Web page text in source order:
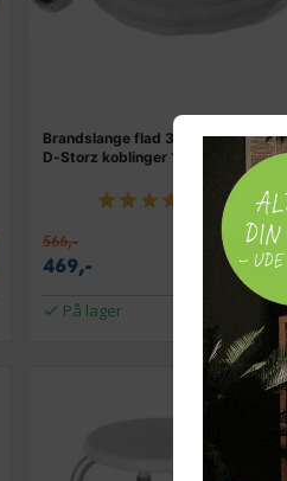
Brandslange flad 30 m med
D‑Storz koblinger 1"
(2)
566,-
469,- Vis
På lager